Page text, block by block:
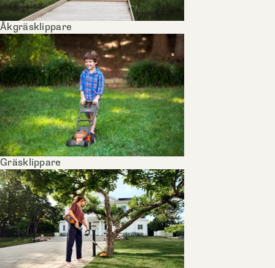
Åkgräsklippare
Gräsklippare